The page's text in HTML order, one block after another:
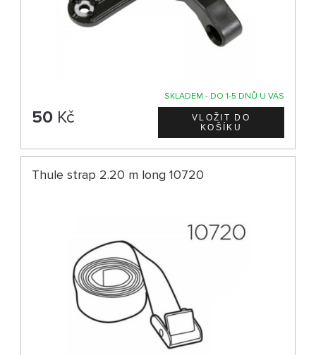
SKLADEM - DO 1-5 DNŮ U VÁS
50 Kč
Thule strap 2.20 m long 10720